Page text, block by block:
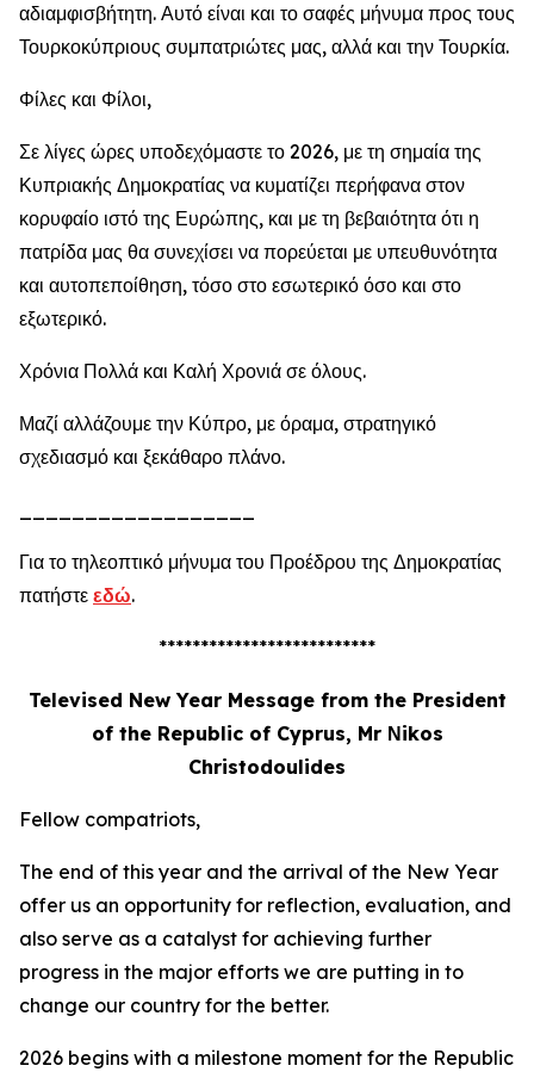
αδιαμφισβήτητη. Αυτό είναι και το σαφές μήνυμα προς τους
Τουρκοκύπριους συμπατριώτες μας, αλλά και την Τουρκία.
Φίλες και Φίλοι,
Σε λίγες ώρες υποδεχόμαστε το 2026, με τη σημαία της
Κυπριακής Δημοκρατίας να κυματίζει περήφανα στον
κορυφαίο ιστό της Ευρώπης, και με τη βεβαιότητα ότι η
πατρίδα μας θα συνεχίσει να πορεύεται με υπευθυνότητα
και αυτοπεποίθηση, τόσο στο εσωτερικό όσο και στο
εξωτερικό.
Χρόνια Πολλά και Καλή Χρονιά σε όλους.
Μαζί αλλάζουμε την Κύπρο, με όραμα, στρατηγικό
σχεδιασμό και ξεκάθαρο πλάνο.
Για το τηλεοπτικό μήνυμα του Προέδρου της Δημοκρατίας
πατήστε εδώ.
**************************
Televised New Year Message from the President
of the Republic of Cyprus, Mr Νikos
Christodoulides
Fellow compatriots,
The end of this year and the arrival of the New Year
offer us an opportunity for reflection, evaluation, and
also serve as a catalyst for achieving further
progress in the major efforts we are putting in to
change our country for the better.
2026 begins with a milestone moment for the Republic